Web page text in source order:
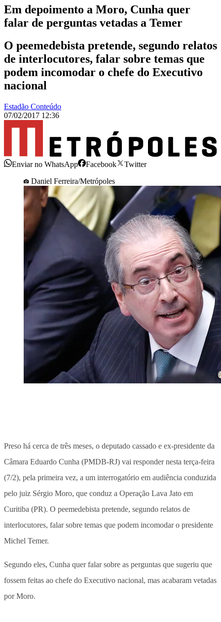
Em depoimento a Moro, Cunha quer
falar de perguntas vetadas a Temer
O peemedebista pretende, segundo relatos
de interlocutores, falar sobre temas que
podem incomodar o chefe do Executivo
nacional
Estadão Conteúdo
07/02/2017 12:36
Enviar no WhatsApp Facebook
Twitter
Daniel Ferreira/Metrópoles
Preso há cerca de três meses, o deputado cassado e ex-presidente da
Câmara Eduardo Cunha (PMDB-RJ) vai responder nesta terça-feira
(7/2), pela primeira vez, a um interrogatório em audiência conduzida
pelo juiz Sérgio Moro, que conduz a Operação Lava Jato em
Curitiba (PR). O peemedebista pretende, segundo relatos de
interlocutores, falar sobre temas que podem incomodar o presidente
Michel Temer.
Segundo eles, Cunha quer falar sobre as perguntas que sugeriu que
fossem feitas ao chefe do Executivo nacional, mas acabaram vetadas
por Moro.